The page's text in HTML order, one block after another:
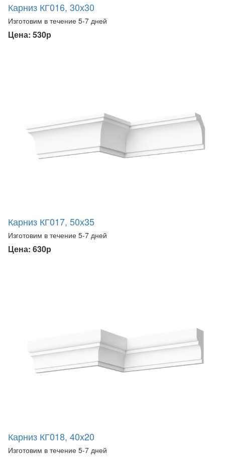
Карниз КГ016, 30х30
Изготовим в течение 5-7 дней
Цена: 530р
Карниз КГ017, 50х35
Изготовим в течение 5-7 дней
Цена: 630р
Карниз КГ018, 40х20
Изготовим в течение 5-7 дней